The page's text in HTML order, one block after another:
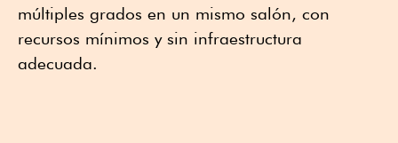
múltiples grados en un mismo salón, con
recursos mínimos y sin infraestructura
adecuada.